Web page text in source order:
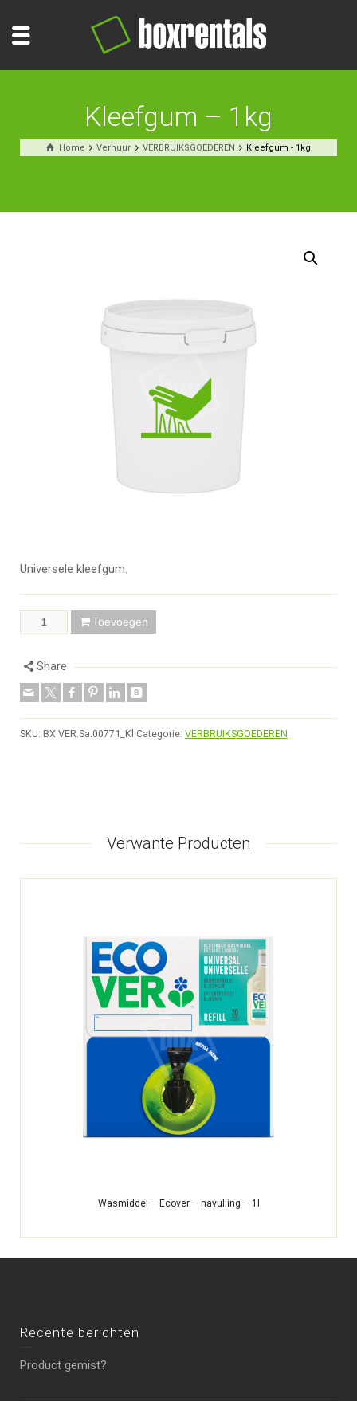
Kleefgum – 1kg
Home Verhuur VERBRUIKSGOEDEREN Kleefgum - 1kg
Universele kleefgum.
Toevoegen
Share
SKU: BX.VER.Sa.00771_Kl Categorie: VERBRUIKSGOEDEREN
Verwante Producten
Wasmiddel – Ecover – navulling – 1l
Recente berichten
Product gemist?